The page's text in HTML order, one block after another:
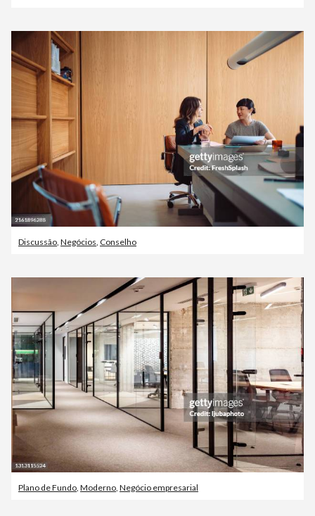
Discussão Negócios Conselho
Plano de Fundo, Moderno, Negócio empresarial